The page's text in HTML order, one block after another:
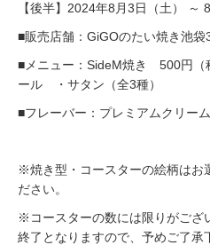
【後半】2024年8月3日（土） ～
■販売店舗：GiGOのたい焼き池袋
■メニュー：SideM焼き 500円
ール ・サタン（全3種）
■フレーバー：プレミアムクリー
※焼き型・コースターの絵柄はお
ださい。
※コースターの数には限りがござ
終了となりますので、予めご了承